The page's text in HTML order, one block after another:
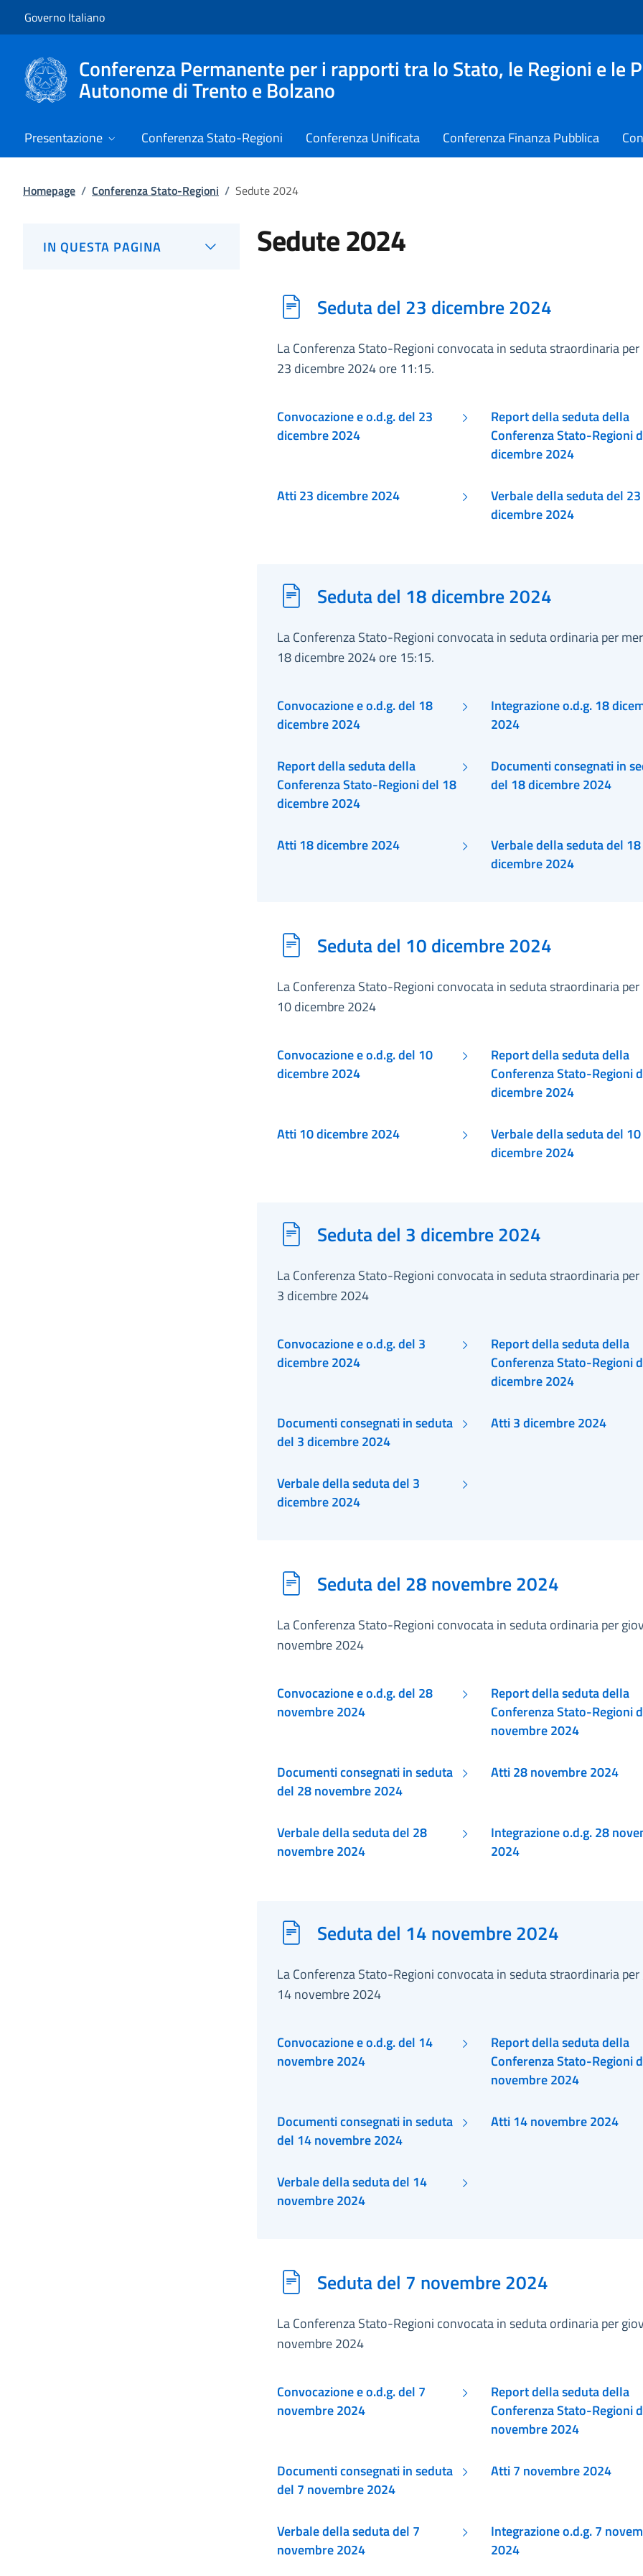
Governo Italiano
Conferenza Permanente per i rapporti tra lo Stato, le Regioni e le
Autonome di Trento e Bolzano
Presentazione Conferenza Stato-Regioni Conferenza Unificata Conferenza Finanza Pubblica
Homepage / Conferenza Stato-Regioni / Sedute 2024
IN QUESTA PAGINA Sedute 2024
Seduta del 23 dicembre 2024
La Conferenza Stato-Regioni convocata in seduta straordinaria
23 dicembre 2024 ore 11:15.
Convocazione e o.d.g. del 23
dicembre 2024
Report della seduta della
Conferenza Stato-Regioni
dicembre 2024
Atti 23 dicembre 2024
Verbale della seduta del 23
dicembre 2024
Seduta del 18 dicembre 2024
La Conferenza Stato-Regioni convocata in seduta ordinaria per
18 dicembre 2024 ore 15:15.
Convocazione e o.d.g. del 18
dicembre 2024
Integrazione o.d.g. 18
2024
Report della seduta della
Conferenza Stato-Regioni del 18
dicembre 2024
Documenti consegnati in
del 18 dicembre 2024
Atti 18 dicembre 2024
Verbale della seduta del 18
dicembre 2024
Seduta del 10 dicembre 2024
La Conferenza Stato-Regioni convocata in seduta straordinaria
10 dicembre 2024
Convocazione e o.d.g. del 10
dicembre 2024
Report della seduta della
Conferenza Stato-Regioni
dicembre 2024
Atti 10 dicembre 2024
Verbale della seduta del 10
dicembre 2024
Seduta del 3 dicembre 2024
La Conferenza Stato-Regioni convocata in seduta straordinaria
3 dicembre 2024
Convocazione e o.d.g. del 3
dicembre 2024
Report della seduta della
Conferenza Stato-Regioni
dicembre 2024
Documenti consegnati in seduta
del 3 dicembre 2024
Atti 3 dicembre 2024
Verbale della seduta del 3
dicembre 2024
Seduta del 28 novembre 2024
La Conferenza Stato-Regioni convocata in seduta ordinaria per
novembre 2024
Convocazione e o.d.g. del 28
novembre 2024
Report della seduta della
Conferenza Stato-Regioni
novembre 2024
Documenti consegnati in seduta
del 28 novembre 2024
Atti 28 novembre 2024
Verbale della seduta del 28
novembre 2024
Integrazione o.d.g. 28
2024
Seduta del 14 novembre 2024
La Conferenza Stato-Regioni convocata in seduta straordinaria
14 novembre 2024
Convocazione e o.d.g. del 14
novembre 2024
Report della seduta della
Conferenza Stato-Regioni
novembre 2024
Documenti consegnati in seduta
del 14 novembre 2024
Atti 14 novembre 2024
Verbale della seduta del 14
novembre 2024
Seduta del 7 novembre 2024
La Conferenza Stato-Regioni convocata in seduta ordinaria per
novembre 2024
Convocazione e o.d.g. del 7
novembre 2024
Report della seduta della
Conferenza Stato-Regioni
novembre 2024
Documenti consegnati in seduta
del 7 novembre 2024
Atti 7 novembre 2024
Verbale della seduta del 7
novembre 2024
Integrazione o.d.g. 7
2024